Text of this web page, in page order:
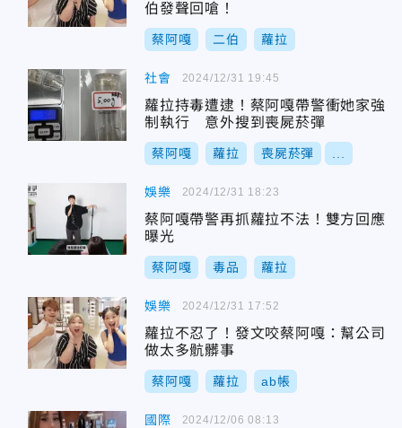
伯發聲回嗆！
蔡阿嘎 二伯 蘿拉
社會
蘿拉持毒遭逮！蔡阿嘎帶警衝她家強
制執行 意外搜到喪屍菸彈
蔡阿嘎 蘿拉 喪屍菸彈
2024/12/31 19:45
娛樂
蔡阿嘎帶警再抓蘿拉不法！雙方回應
曝光
蔡阿嘎 毒品 蘿拉
2024/12/31 18:23
娛樂
蘿拉不忍了！發文咬蔡阿嘎：幫公司
做太多骯髒事
蔡阿嘎 蘿拉 ab帳
2024/12/31 17:52
國際 2024/12/06 08:13